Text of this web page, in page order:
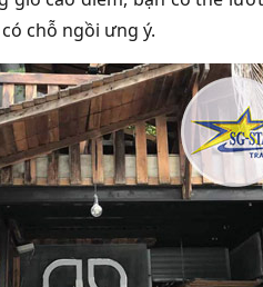
chỗ ngồi ưng ý.